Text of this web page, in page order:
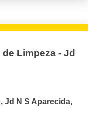
Limpeza - Jd
Jd N S Aparecida,